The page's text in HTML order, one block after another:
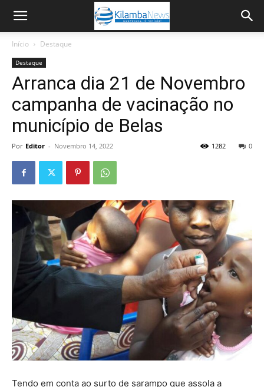
Início Destaque
Destaque
Arranca dia 21 de Novembro
campanha de vacinação no
município de Belas
Por Editor - Novembro 14, 2022 0
1282
Tendo em conta ao surto de sarampo que assola a